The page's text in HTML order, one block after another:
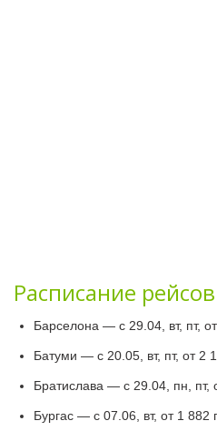
Расписание рейсов
Барселона — с 29.04, вт, пт,
Батуми — с 20.05, вт, пт, от 2
Братислава — с 29.04, пн, пт,
Бургас — с 07.06, вт, от 1 882